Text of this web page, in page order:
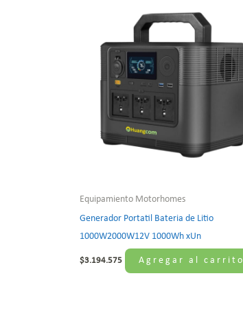
Equipamiento Motorhomes
Generador Portatil Bateria de Litio
1000W2000W12V 1000Wh xUn
$3.194.575 Agregar al carrito